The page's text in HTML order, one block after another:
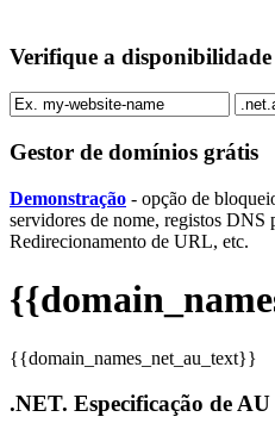
Verifique a
Gestor de domínios grátis
Demonstração - opção de
servidores de nome, registos DNS
Redirecionamento de URL, etc.
{{domain_names_net_au_text}}
.NET. Especificação de AU